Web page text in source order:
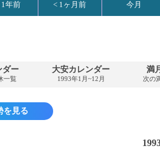
1年前 < 1ヶ月前 今月
ダー
一覧
大安カレンダー
1993年1月~12月
満
次の
を見る